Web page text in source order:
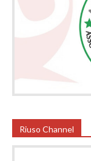
Riuso Channel